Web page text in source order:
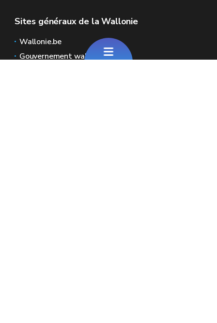
Sites généraux de la Wallonie
Wallonie.be
Gouvernement wallon